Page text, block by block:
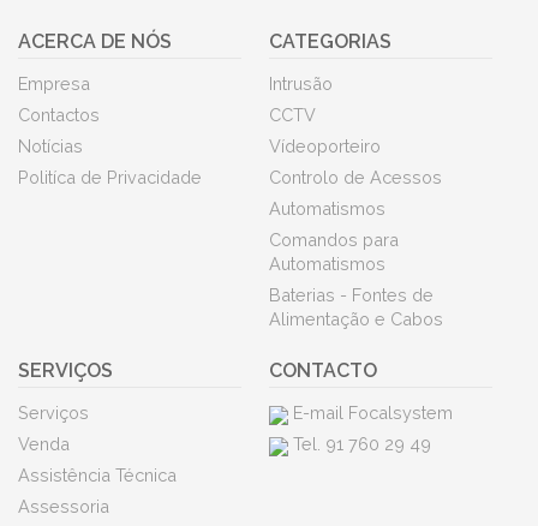
ACERCA DE NÓS
Empresa
Contactos
Notícias
Politíca de Privacidade
CATEGORIAS
Intrusão
CCTV
Vídeoporteiro
Controlo de Acessos
Automatismos
Comandos para
Automatismos
Baterias - Fontes de
Alimentação e Cabos
SERVIÇOS
Serviços
Venda
Assistência Técnica
Assessoria
CONTACTO
E-mail Focalsystem
Tel. 91 760 29 49